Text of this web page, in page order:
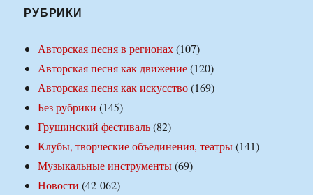
РУБРИКИ
Авторская песня в регионах(107)
Авторская песня как движение(120)
Авторская песня как искусство(169)
Без рубрики (145)
Грушинский фестиваль(82)
Клубы, творческие объединения, театры(141)
Музыкальные инструменты(69)
Новости (42 062)